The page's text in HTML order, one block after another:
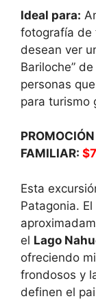
Ideal para:
fotografía de
desean ver
Bariloche”
personas
para turismo
PROMOCIÓN
FAMILIAR:
Esta
Patagonia. El
el Lago
ofreciendo
frondosos y
definen el